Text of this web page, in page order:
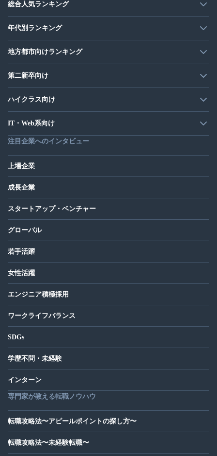
総合人気ランキング
年代別ランキング
地方都市向けランキング
第二新卒向け
ハイクラス向け
IT・Web系向け
注目企業へのインタビュー
上場企業
成長企業
スタートアップ・ベンチャー
グローバル
若手活躍
女性活躍
エンジニア積極採用
ワークライフバランス
SDGs
学歴不問・未経験
インターン
専門家が教える転職ノウハウ
転職攻略法〜アピールポイントの探し方〜
転職攻略法〜未経験転職〜